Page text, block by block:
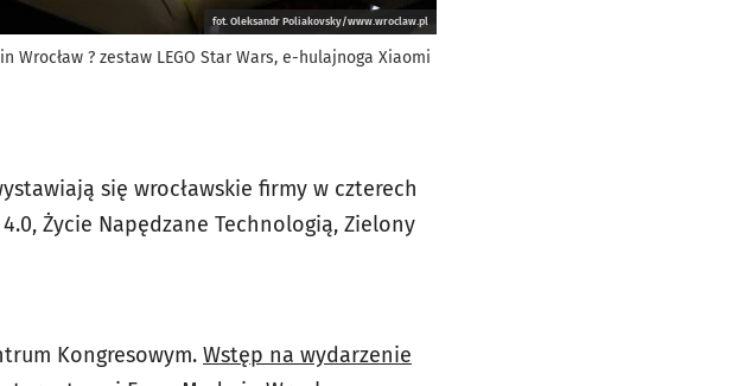
fot. Oleksandr Poliakovsky/www.wroclaw.pl
? zestaw LEGO Star Wars, e-hulajnoga Xiaomi
się wrocławskie firmy w czterech
Życie Napędzane Technologią, Zielony
Kongresowym. Wstęp na wydarzenie